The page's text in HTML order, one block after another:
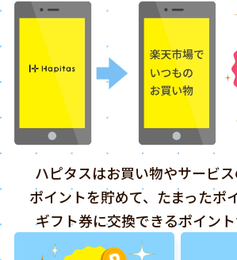
ハピタスはお買い物やサービ
ポイントを貯めて、たまったポ
ギフト券に交換できるポイント